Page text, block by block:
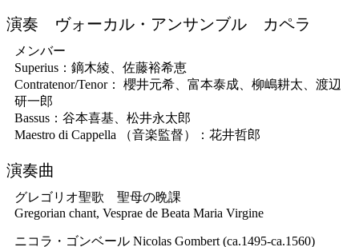
演奏 ヴォーカル・アンサンブル カペラ
メンバー
Superius：鏑木綾、佐藤裕希恵
Contratenor/Tenor： 櫻井元希、富本泰成、柳嶋耕太、渡辺
研一郎
Bassus：谷本喜基、松井永太郎
Maestro di Cappella （音楽監督）：花井哲郎
演奏曲
グレゴリオ聖歌 聖母の晩課
Gregorian chant, Vesprae de Beata Maria Virgine
ニコラ・ゴンベール Nicolas Gombert (ca.1495-ca.1560)